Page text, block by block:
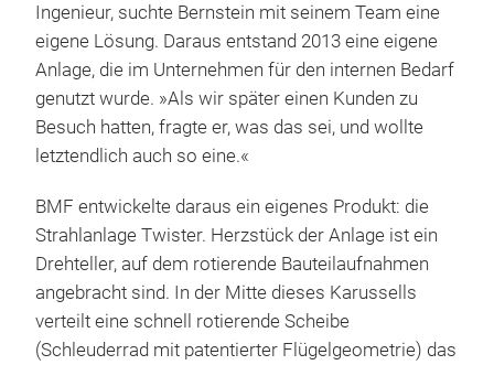
Ingenieur, suchte Bernstein mit seinem Team eine
eigene Lösung. Daraus entstand 2013 eine eigene
Anlage, die im Unternehmen für den internen Bedarf
genutzt wurde. »Als wir später einen Kunden zu
Besuch hatten, fragte er, was das sei, und wollte
letztendlich auch so eine.«
BMF entwickelte daraus ein eigenes Produkt: die
Strahlanlage Twister. Herzstück der Anlage ist ein
Drehteller, auf dem rotierende Bauteilaufnahmen
angebracht sind. In der Mitte dieses Karussells
verteilt eine schnell rotierende Scheibe
(Schleuderrad mit patentierter Flügelgeometrie) das